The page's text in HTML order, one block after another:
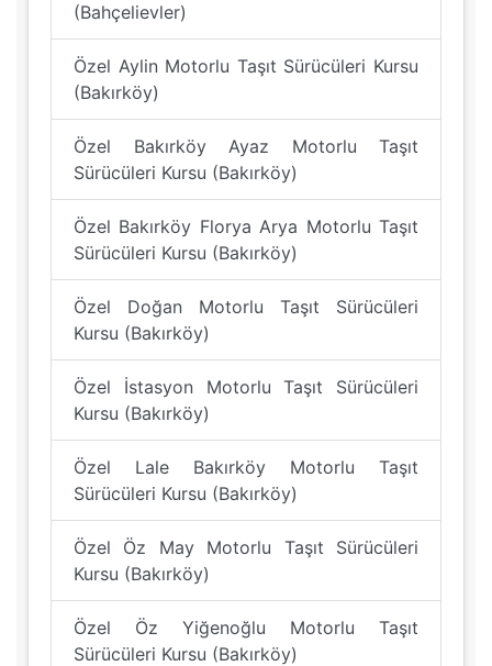
(Bahçelievler)
Özel Aylin Motorlu Taşıt Sürücüleri Kursu
(Bakırköy)
Özel Bakırköy Ayaz Motorlu Taşıt
Sürücüleri Kursu (Bakırköy)
Özel Bakırköy Florya Arya Motorlu Taşıt
Sürücüleri Kursu (Bakırköy)
Özel Doğan Motorlu Taşıt Sürücüleri
Kursu (Bakırköy)
Özel İstasyon Motorlu Taşıt Sürücüleri
Kursu (Bakırköy)
Özel Lale Bakırköy Motorlu Taşıt
Sürücüleri Kursu (Bakırköy)
Özel Öz May Motorlu Taşıt Sürücüleri
Kursu (Bakırköy)
Özel Öz Yiğenoğlu Motorlu Taşıt
Sürücüleri Kursu (Bakırköy)